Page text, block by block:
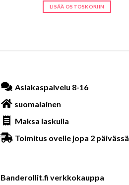
oli:
19,00 €.
on:
14,00 €.
LISÄÄ OSTOSKORIIN
Asiakaspalvelu 8-16
suomalainen
Maksa laskulla
Toimitus ovelle jopa 2 päivässä
Banderollit.fi verkkokauppa